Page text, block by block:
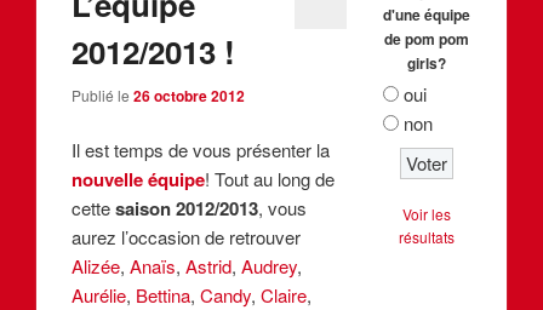
2012/2013 !
Publié le 26 octobre 2012
Il est temps de vous présenter la
nouvelle équipe! Tout au long de
cettesaison 2012/2013, vous
aurez l’occasion de retrouver
Alizée,Anaïs,Astrid,Audrey,
Aurélie, Bettina,Candy,Claire,
d'une équipe
de pom pom
girls?
oui
non
Voir les
résultats